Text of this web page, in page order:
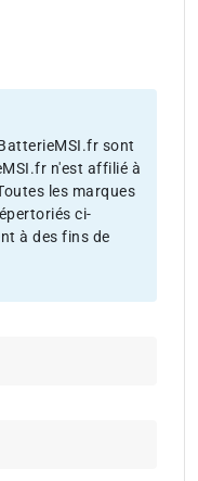
sont
n'est affilié à
les marques
ci-
à des fins de